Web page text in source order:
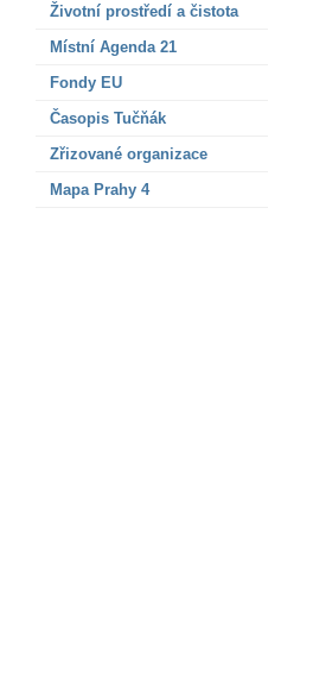
Životní prostředí a čistota
Místní Agenda 21
Fondy EU
Časopis Tučňák
Zřizované organizace
Mapa Prahy 4